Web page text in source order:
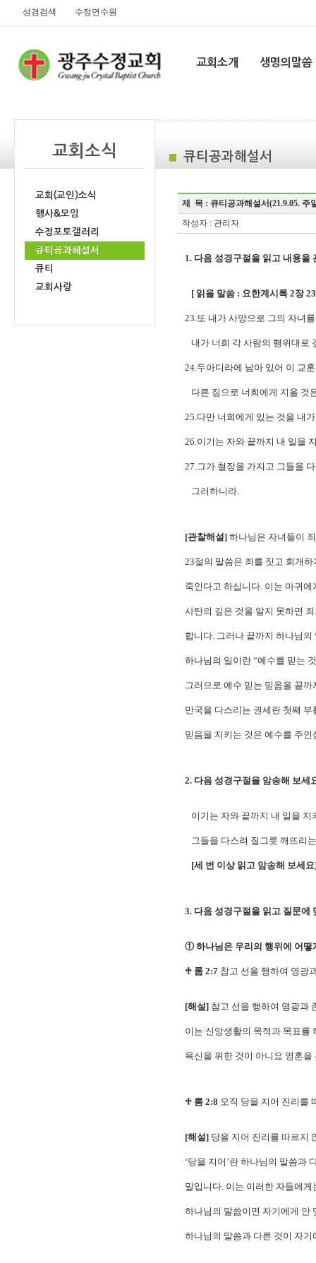
성경검색 수정연수원
교회소개 생명의말씀
교회소식
교회(교인)소식
행사&모임
수정포토갤러리
큐티공과해설서
큐티
교회사랑
큐티공과해설서
제 목 : 큐티공과해설서(21.9.05. 주
작성자 : 관리자
1. 다음 성경구절을 읽고 내용을
[ 읽을 말씀 : 요한계시록 2장
23.또 내가 사망으로 그의 자녀
내가 너희 각 사람의 행위대로
24.두아디라에 남아 있어 이 교
다른 짐으로 너희에게 지울 것
25.다만 너희에게 있는 것을 내
26.이기는 자와 끝까지 내 일을
27.그가 철장을 가지고 그들을
그러하니라.
[관찰해설] 하나님은 자녀들이
23절의 말씀은 죄를 짓고 회개
죽인다고 하십니다. 이는 마귀
사탄의 깊은 것을 알지 못하면
합니다. 그러나 끝까지 하나님
하나님의 일이란 “예수를 믿는
그러므로 예수 믿는 믿음을 끝
만국을 다스리는 권세란 첫째
믿음을 지키는 것은 예수를 주
2. 다음 성경구절을 암송해 보세
이기는 자와 끝까지 내 일을 지
그들을 다스려 질그릇 깨뜨리
[세 번 이상 읽고 암송해 보세
3. 다음 성경구절을 읽고 질문에
① 하나님은 우리의 행위에 어떻
♱ 롬 2:7 참고 선을 행하여 영광
[해설] 참고 선을 행하여 영광과
이는 신앙생활의 목적과 목표를
육신을 위한 것이 아니요 영혼
♱ 롬 2:8 오직 당을 지어 진리를
[해설] 당을 지어 진리를 따르지
‘당을 지어’란 하나님의 말씀과
말입니다. 이는 이러한 자들에
하나님의 말씀이면 자기에게 안
하나님의 말씀과 다른 것이 자